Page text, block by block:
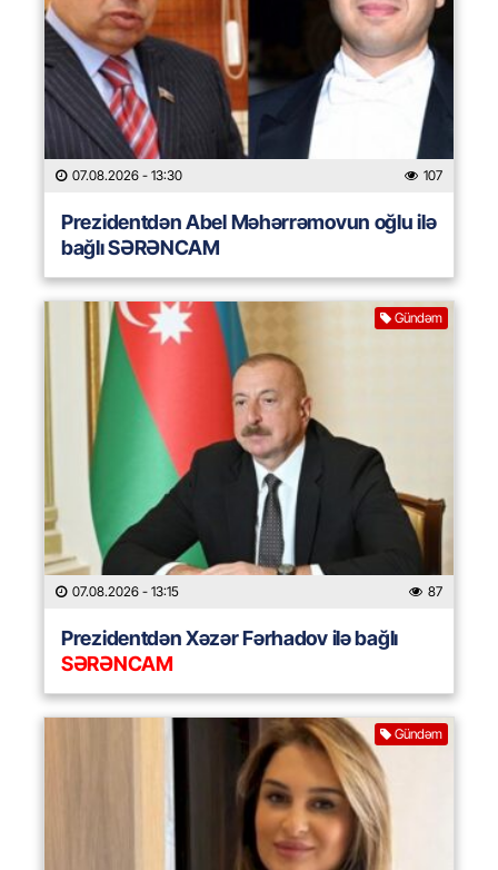
07.08.2026 - 13:30 107
Prezidentdən Abel Məhərrəmovun oğlu ilə
bağlı SƏRƏNCAM
Gündəm
07.08.2026 - 13:15 87
Prezidentdən Xəzər Fərhadov ilə bağlı
SƏRƏNCAM
Gündəm